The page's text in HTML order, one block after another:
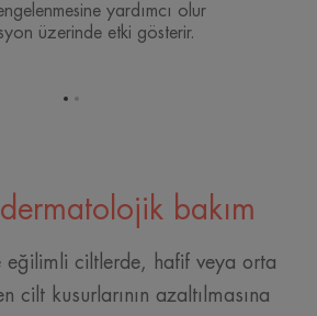
yardımcı olur
üzerinde etki gösterir.
bakım
eğilimli ciltlerde, hafif veya orta
cilt kusurlarının azaltılmasına